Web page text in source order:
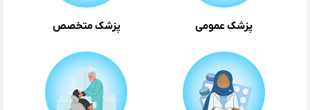
پزشک عمومی پزشک متخصص